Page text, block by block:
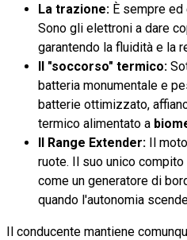
La trazione: È sempre
Sono gli elettroni a dare
garantendo la fluidità e la
Il "soccorso" termico:
batteria monumentale e
batterie ottimizzato,
termico alimentato a
Il Range Extender: Il
ruote. Il suo unico
come un generatore di
quando l'autonomia
Il conducente mantiene